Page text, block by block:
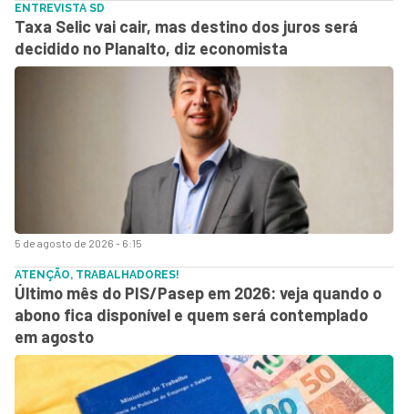
5 de agosto de 2026 - 6:15
ENTREVISTA SD
Taxa Selic vai cair, mas destino dos juros será
decidido no Planalto, diz economista
ATENÇÃO, TRABALHADORES!
Último mês do PIS/Pasep em 2026: veja quando o
abono fica disponível e quem será contemplado
em agosto